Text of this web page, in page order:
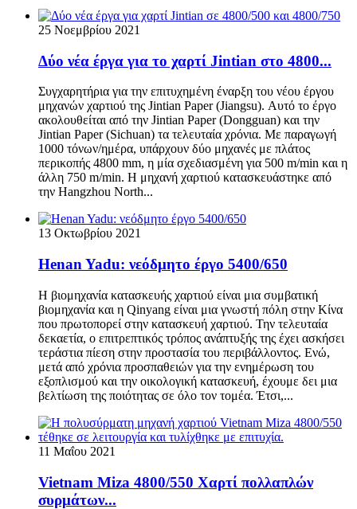
25 Νοεμβρίου 2021
Δύο νέα έργα για το χαρτί Jintian στο 4800...
Συγχαρητήρια για την επιτυχημένη έναρξη του νέου έργου
μηχανών χαρτιού της Jintian Paper (Jiangsu). Αυτό το έργο
ακολουθείται από την Jintian Paper (Dongguan) και την
Jintian Paper (Sichuan) τα τελευταία χρόνια. Με παραγωγή
1000 τόνων/ημέρα, υπάρχουν δύο μηχανές με πλάτος
περικοπής 4800 mm, η μία σχεδιασμένη για 500 m/min και η
άλλη 750 m/min. Η μηχανή χαρτιού κατασκευάστηκε από
την Hangzhou North...
13 Οκτωβρίου 2021
Henan Yadu: νεόδμητο έργο 5400/650
Η βιομηχανία κατασκευής χαρτιού είναι μια συμβατική
βιομηχανία και η Qinyang είναι μια γνωστή πόλη στην Κίνα
που πρωτοπορεί στην κατασκευή χαρτιού. Την τελευταία
δεκαετία, ο επιτρεπτικός τρόπος ανάπτυξής της έχει ασκήσει
τεράστια πίεση στην προστασία του περιβάλλοντος. Ενώ,
μετά από χρόνια προσπαθειών για την ενημέρωση του
εξοπλισμού και την οικολογική κατασκευή, έχουμε δει μια
βελτίωση της ποιότητας σε όλο τον τομέα. Έτσι,...
11 Μαΐου 2021
Vietnam Miza 4800/550 Χαρτί πολλαπλών
συρμάτων...